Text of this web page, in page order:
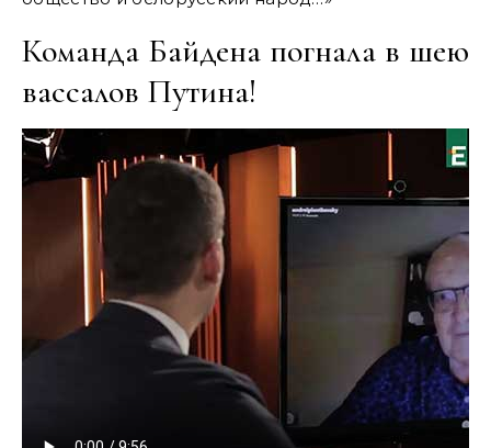
Команда Байдена погнала в шею
вассалов Путина!